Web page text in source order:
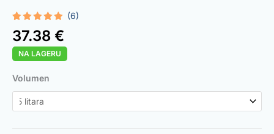
Rated 4.83
out of 5
based on
6
customer
ratings
(6)
37.38 €
NA LAGERU
Volumen
Primer
Hardener
quantity